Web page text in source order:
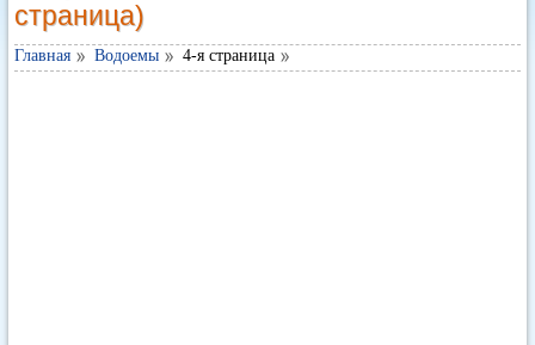
страница)
Главная Водоемы 4-я страница